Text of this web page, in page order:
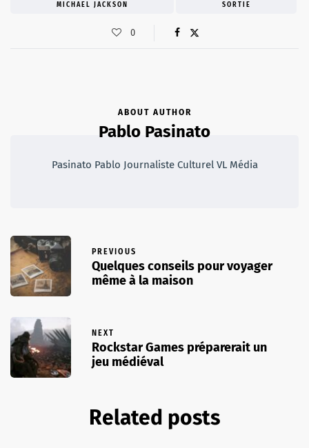
MICHAEL JACKSON SORTIE
0
ABOUT AUTHOR
Pablo Pasinato
Pasinato Pablo Journaliste Culturel VL Média
PREVIOUS
Quelques conseils pour voyager
même à la maison
NEXT
Rockstar Games préparerait un
jeu médiéval
Related posts